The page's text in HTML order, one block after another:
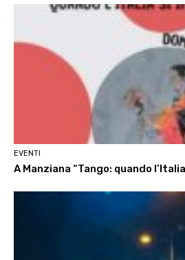
EVENTI
A Manziana “Tango: quando